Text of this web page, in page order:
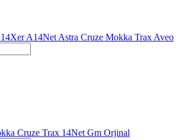
A14Net Astra Cruze Mokka Trax Aveo
Cruze Trax 14Net Gm Orjinal